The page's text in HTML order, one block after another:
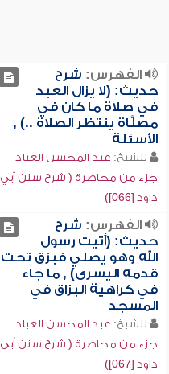
الفهرس: شرح
حديث: (لا يزال العبد
في صلاة ما كان في
مصلَّاة ينتظر الصلاة ..) ,
الأسئلة
للشيخ: عبد المحسن العباد
جزء من محاضرة ( شرح سنن أبي
داود [066])
الفهرس: شرح
حديث: (أتيت رسول
الله وهو يصلي فبزق تحت
قدمه اليسرى) , ما جاء
في كراهية البزاق في
المسجد
للشيخ: عبد المحسن العباد
جزء من محاضرة ( شرح سنن أبي
داود [067])